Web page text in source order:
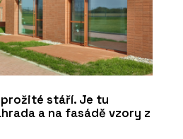
stáří. Je tu
a na fasádě vzory z